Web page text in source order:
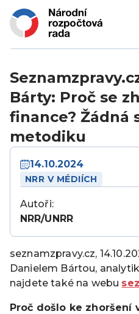
Bárty: Proč se
finance? Žádná
metodiku
14.10.2024
NRR V MÉDIÍCH
Autoři:
NRR/UNRR
seznamzpravy.cz,
Danielem Bártou,
najdete také na webu
Proč došlo ke zhoršení